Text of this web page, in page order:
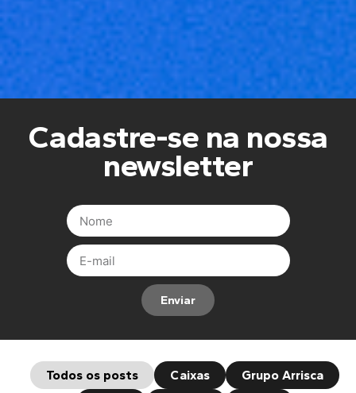
Cadastre-se na nossa
newsletter
Enviar
Caixas Grupo Arrisca
Todos os posts